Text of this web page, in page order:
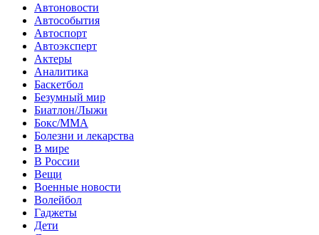
Автоновости
Автособытия
Автоспорт
Автоэксперт
Актеры
Аналитика
Баскетбол
Безумный мир
Биатлон/Лыжи
Бокс/MMA
Болезни и лекарства
В мире
В России
Вещи
Военные новости
Волейбол
Гаджеты
Дети